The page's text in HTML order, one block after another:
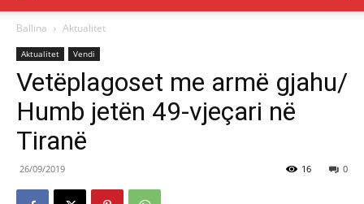
Ballina Aktualitet
Aktualitet Vendi
Vetëplagoset me armë gjahu/
Humb jetën 49-vjeçari në
Tiranë
26/09/2019 0
16